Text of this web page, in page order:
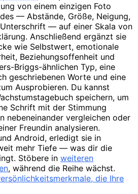
von einem einzigen Foto
— Abstände, Größe, Neigung,
— auf einer Skala von
Anschließend ergänzt sie
wie Selbstwert, emotionale
Beziehungsoffenheit und
Briggs-ähnlichen Typ, eine
geschriebenen Worte und eine
Ausprobieren. Du kannst
speichern, um
Schrift mit der Stimmung
nebeneinander vergleichen oder
Freundin analysieren.
Android, erledigt sie in
mehr Tiefe — was dir die
Stöbere in weiteren
, während die Reihe wächst.
die Ihre